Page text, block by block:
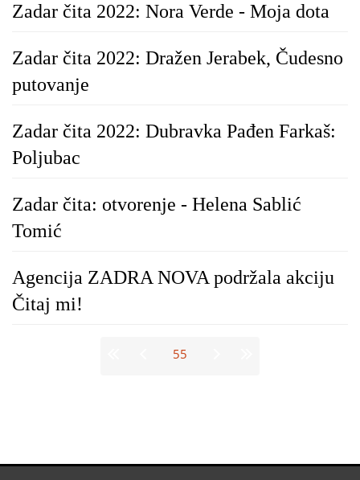
Zadar čita 2022: Nora Verde - Moja dota
Zadar čita 2022: Dražen Jerabek, Čudesno
putovanje
Zadar čita 2022: Dubravka Pađen Farkaš:
Poljubac
Zadar čita: otvorenje - Helena Sablić
Tomić
Agencija ZADRA NOVA podržala akciju
Čitaj mi!
55